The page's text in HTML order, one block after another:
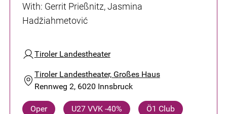
With: Gerrit Prießnitz, Jasmina
Hadžiahmetović
Tiroler Landestheater
Tiroler Landestheater, Großes Haus
Rennweg 2, 6020 Innsbruck
Oper U27 VVK -40% Ö1 Club